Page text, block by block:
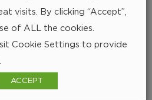
visits. By clicking “Accept”,
of ALL the cookies.
Cookie Settings to provide
ACCEPT